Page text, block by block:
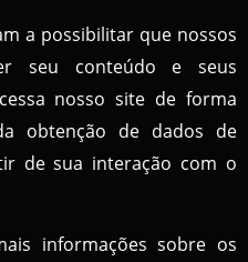
a possibilitar que nossos
seu conteúdo e seus
nosso site de forma
obtenção de dados de
de sua interação com o
informações sobre os